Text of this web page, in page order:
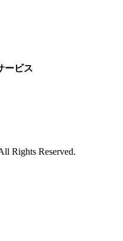
ービス
Rights Reserved.